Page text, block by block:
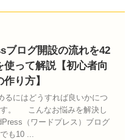
ブログ開設の流れを42
使って解説【初心者向
り方】
るにはどうすれば良いかにつ
す。 こんなお悩みを解決し
（ワードプレス）ブログ
も10 ...